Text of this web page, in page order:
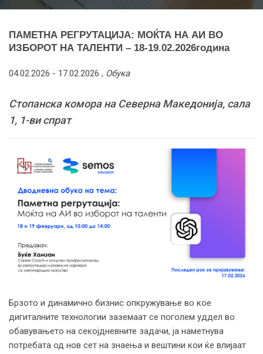
ПАМЕТНА РЕГРУТАЦИЈА: МОЌТА НА АИ ВО
ИЗБОРОТ НА ТАЛЕНТИ – 18-19.02.2026година
04.02.2026 - 17.02.2026 , Обука
Стопанска комора на Северна Македонија, сала
1, 1-ви спрат
Брзото и динамично бизнис опкружување во кое
дигиталните технологии заземаат се поголем уддел во
обавувањето на секојдневните задачи, ја наметнува
потребата од нов сет на знаења и вештини кои ќе влијаат